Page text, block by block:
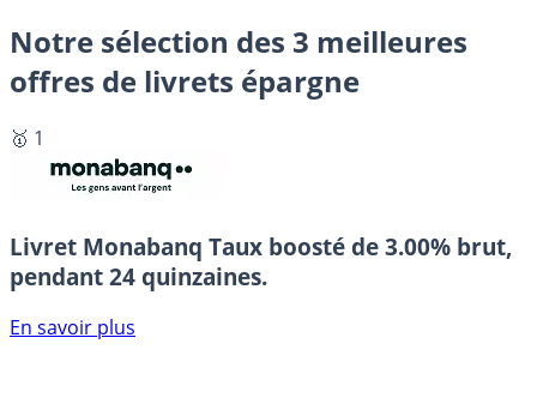
Notre sélection des 3 meilleures
offres de livrets épargne
🥇 1
Livret Monabanq Taux boosté de 3.00% brut,
pendant 24 quinzaines.
En savoir plus